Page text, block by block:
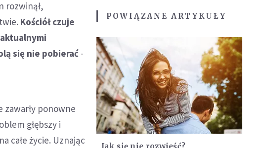
rozwinął,
Kościół czuje
się nie pobierać -
zawarły ponowne
głębszy i
całe życie. Uznając
POWIĄZANE ARTYKUŁY